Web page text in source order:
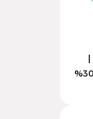
انسخ الرمز (T78) | تخفيض 30%